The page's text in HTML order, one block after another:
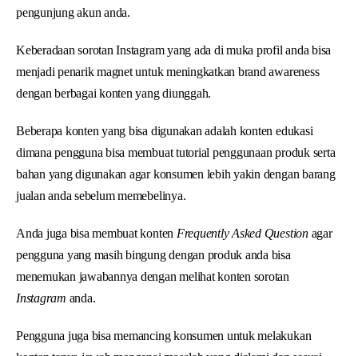
pengunjung akun anda.
Keberadaan sorotan Instagram yang ada di muka profil anda bisa
menjadi penarik magnet untuk meningkatkan brand awareness
dengan berbagai konten yang diunggah.
Beberapa konten yang bisa digunakan adalah konten edukasi
dimana pengguna bisa membuat tutorial penggunaan produk serta
bahan yang digunakan agar konsumen lebih yakin dengan barang
jualan anda sebelum memebelinya.
Anda juga bisa membuat konten Frequently Asked Questionagar
pengguna yang masih bingung dengan produk anda bisa
menemukan jawabannya dengan melihat konten sorotan
Instagram anda.
Pengguna juga bisa memancing konsumen untuk melakukan